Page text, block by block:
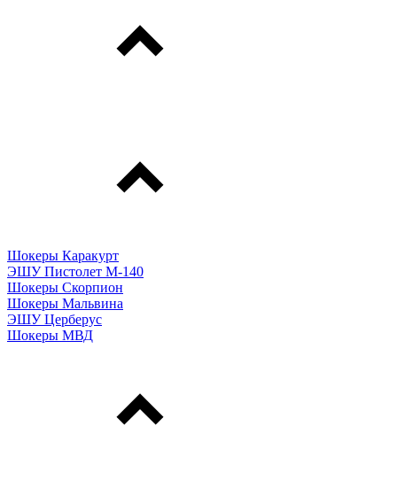
Шокеры Каракурт
ЭШУ Пистолет М-140
Шокеры Скорпион
Шокеры Мальвина
ЭШУ Церберус
Шокеры МВД